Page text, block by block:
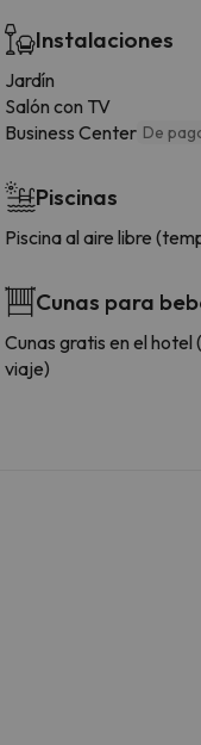
Instalaciones
Jardín
Salón con TV
Business Center De
Piscinas
Piscina al aire libre
Cunas para
Cunas gratis en el
viaje)